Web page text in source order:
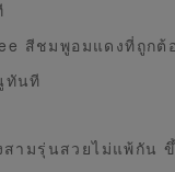
สีชมพูอมแดงที่ถูกต้
ทันที
สามรุ่นสวยไม่แพ้กัน